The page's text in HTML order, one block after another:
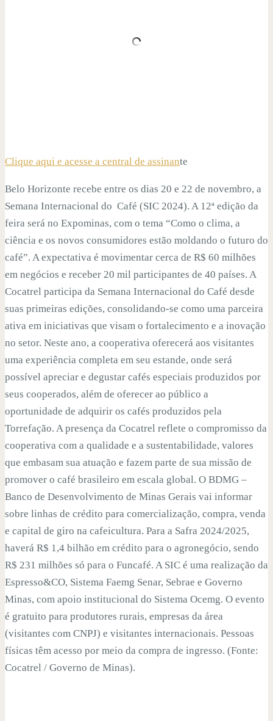
Clique aqui e acesse a central de assinante
Belo Horizonte recebe entre os dias 20 e 22 de novembro, a
Semana Internacional do Café (SIC 2024). A 12ª edição da
feira será no Expominas, com o tema “Como o clima, a
ciência e os novos consumidores estão moldando o futuro do
café”. A expectativa é movimentar cerca de R$ 60 milhões
em negócios e receber 20 mil participantes de 40 países. A
Cocatrel participa da Semana Internacional do Café desde
suas primeiras edições, consolidando-se como uma parceira
ativa em iniciativas que visam o fortalecimento e a inovação
no setor. Neste ano, a cooperativa oferecerá aos visitantes
uma experiência completa em seu estande, onde será
possível apreciar e degustar cafés especiais produzidos por
seus cooperados, além de oferecer ao público a
oportunidade de adquirir os cafés produzidos pela
Torrefação. A presença da Cocatrel reflete o compromisso da
cooperativa com a qualidade e a sustentabilidade, valores
que embasam sua atuação e fazem parte de sua missão de
promover o café brasileiro em escala global. O BDMG –
Banco de Desenvolvimento de Minas Gerais vai informar
sobre linhas de crédito para comercialização, compra, venda
e capital de giro na cafeicultura. Para a Safra 2024/2025,
haverá R$ 1,4 bilhão em crédito para o agronegócio, sendo
R$ 231 milhões só para o Funcafé. A SIC é uma realização da
Espresso&CO, Sistema Faemg Senar, Sebrae e Governo
Minas, com apoio institucional do Sistema Ocemg. O evento
é gratuito para produtores rurais, empresas da área
(visitantes com CNPJ) e visitantes internacionais. Pessoas
físicas têm acesso por meio da compra de ingresso. (Fonte:
Cocatrel / Governo de Minas).